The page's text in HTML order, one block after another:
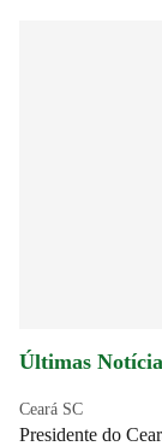
Últimas
Ceará SC
Presidente do